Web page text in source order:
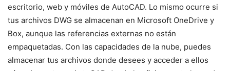
escritorio, web y móviles de AutoCAD. Lo mismo ocurre si
tus archivos DWG se almacenan en Microsoft OneDrive y
Box, aunque las referencias externas no están
empaquetadas. Con las capacidades de la nube, puedes
almacenar tus archivos donde desees y acceder a ellos